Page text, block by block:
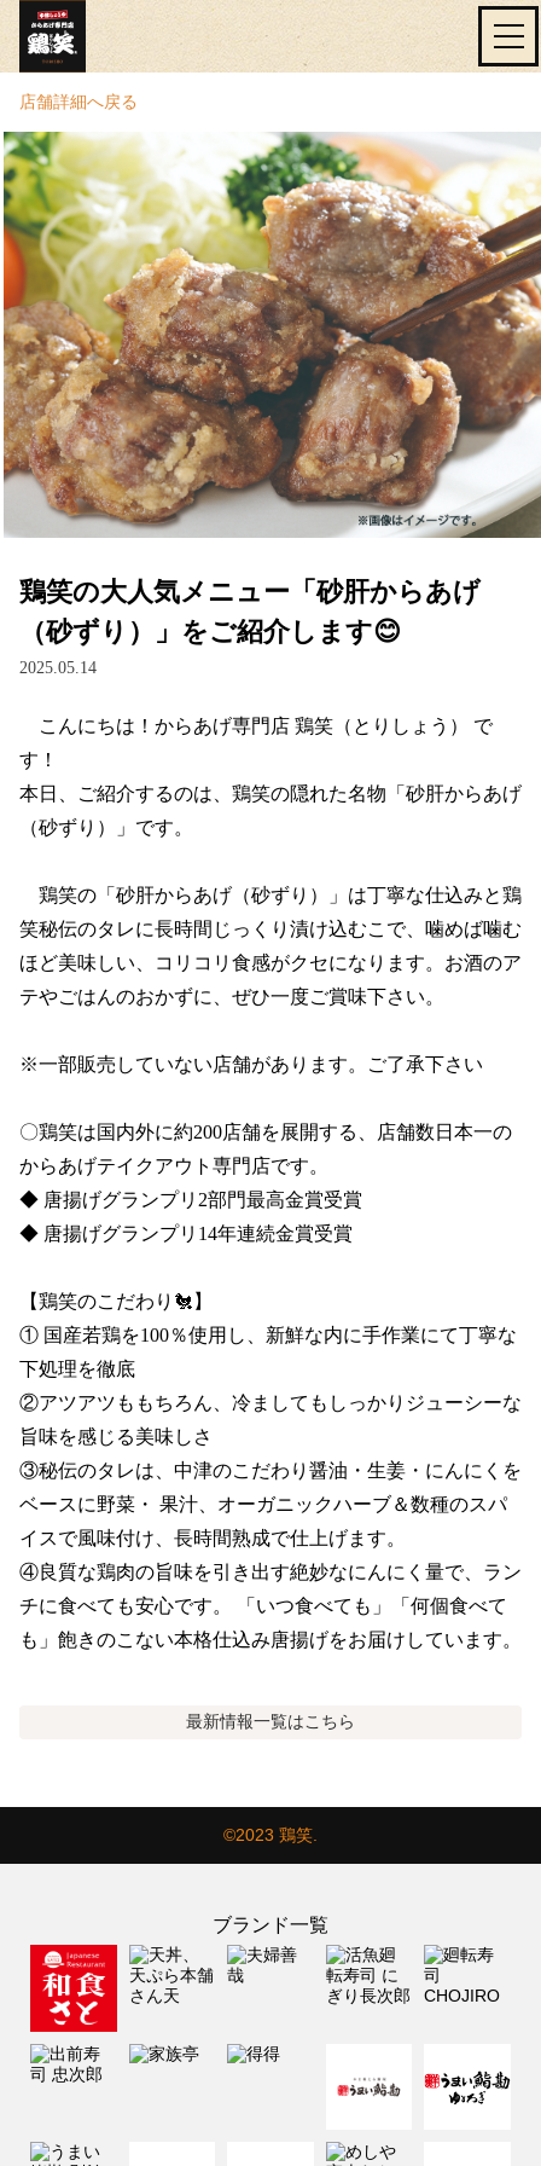
店舗詳細へ戻る
鶏笑の大人気メニュー「砂肝からあげ
（砂ずり）」をご紹介します😊
2025.05.14
こんにちは！からあげ専門店 鶏笑（とりしょう） で
す！
本日、ご紹介するのは、鶏笑の隠れた名物「砂肝からあげ
（砂ずり）」です。
鶏笑の「砂肝からあげ（砂ずり）」は丁寧な仕込みと鶏
笑秘伝のタレに長時間じっくり漬け込むこで、噛めば噛む
ほど美味しい、コリコリ食感がクセになります。お酒のア
テやごはんのおかずに、ぜひ一度ご賞味下さい。
※一部販売していない店舗があります。ご了承下さい
〇鶏笑は国内外に約200店舗を展開する、店舗数日本一の
からあげテイクアウト専門店です。
◆ 唐揚げグランプリ2部門最高金賞受賞
◆ 唐揚げグランプリ14年連続金賞受賞
【鶏笑のこだわり🐔】
① 国産若鶏を100％使用し、新鮮な内に手作業にて丁寧な
下処理を徹底
②アツアツももちろん、冷ましてもしっかりジューシーな
旨味を感じる美味しさ
③秘伝のタレは、中津のこだわり醤油・生姜・にんにくを
ベースに野菜・ 果汁、オーガニックハーブ＆数種のスパ
イスで風味付け、長時間熟成で仕上げます。
④良質な鶏肉の旨味を引き出す絶妙なにんにく量で、ラン
チに食べても安心です。 「いつ食べても」「何個食べて
も」飽きのこない本格仕込み唐揚げをお届けしています。
最新情報一覧はこちら
©2023 鶏笑.
ブランド一覧